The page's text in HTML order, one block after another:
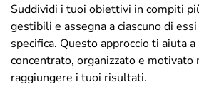
Suddividi i tuoi obiettivi in compiti
gestibili e assegna a ciascuno di
specifica. Questo approccio ti aiuta
concentrato, organizzato e
raggiungere i tuoi risultati.